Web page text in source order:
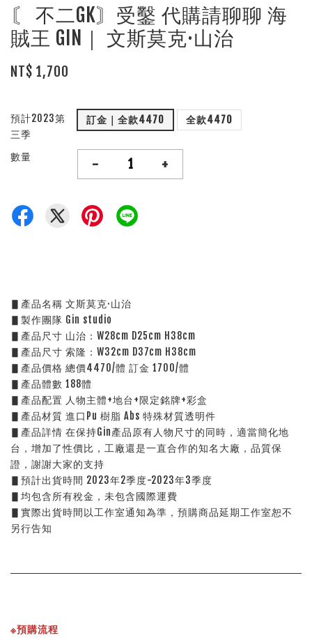
〘 不二GK〙受鑿 代購請聊聊 海
賊王 GIN｜ 文斯莫克·山治
NT$ 1,700
預計2023第
三季
訂金｜全款4470 全款4470
數量 - +
▋產品名稱 文斯莫克·山治
▋製作團隊 Gin studio
▋產品尺寸 山治：W28cm D25cm H38cm
▋產品尺寸 索隆：W32cm D37cm H38cm
▋產品價格 總價4470/體 訂金 1700/體
▋產品體數 188體
▋產品配置 人物主體+地台+限定銘牌+彩盒
▋產品材質 進口Pu 樹脂 Abs 特殊材質透明件
▋產品詳情 在保持Gin產品原有人物尺寸的同時，適當簡化地
台，增加了性價比，工廠還是一直合作的知名大廠，品質保
證，謝謝大家的支持
▋預計出貨時間 2023年2季度-2023年3季度
▋均包含所有稅金，未包含國際運費
▋實際出貨時間以工作室通知為準，預購商品延期工作室恕不
另行告知
※預購流程